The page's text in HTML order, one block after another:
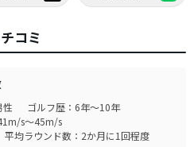
コミ
性
ゴルフ歴：6年～10年
s～45m/s
平均ラウンド数：2か月に1回程度